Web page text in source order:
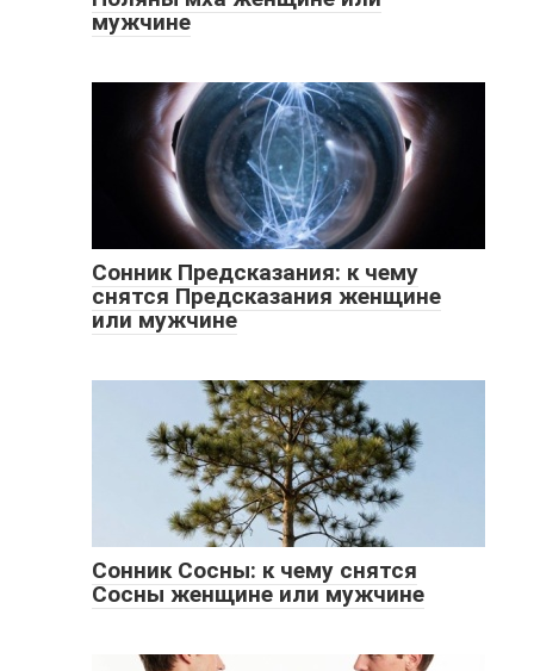
мужчине
Сонник Предсказания: к чему
снятся Предсказания женщине
или мужчине
Сонник Сосны: к чему снятся
Сосны женщине или мужчине